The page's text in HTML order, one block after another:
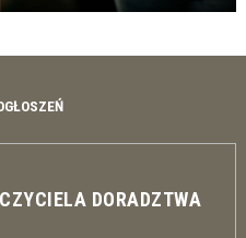
DORADZTWA